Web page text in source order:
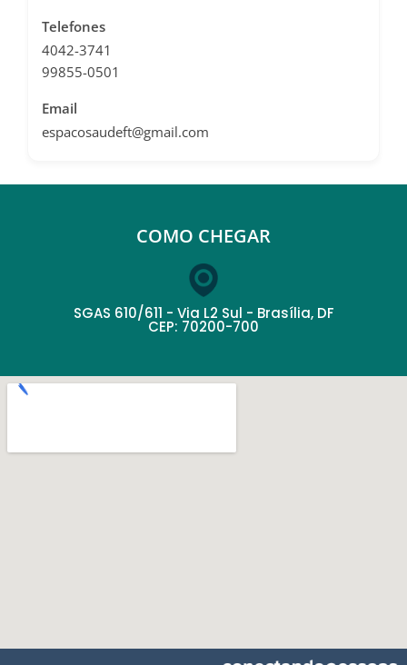
Telefones
4042-3741
99855-0501
Email
espacosaudeft@gmail.com
COMO CHEGAR
SGAS 610/611 - Via L2 Sul - Brasília, DF
CEP: 70200-700